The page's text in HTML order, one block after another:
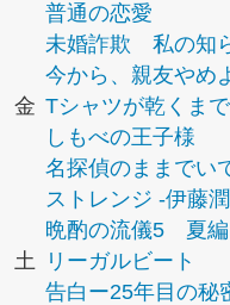
普通の恋愛
未婚詐欺 私の知
今から、親友やめ
金 Tシャツが乾くまで
しもべの王子様
名探偵のままでい
ストレンジ -伊藤
晩酌の流儀5 夏編
土
リーガルビート
告白ー25年目の秘